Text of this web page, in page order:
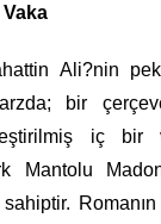
Ali?nin
bir
iç bir
Mantolu
sahiptir.